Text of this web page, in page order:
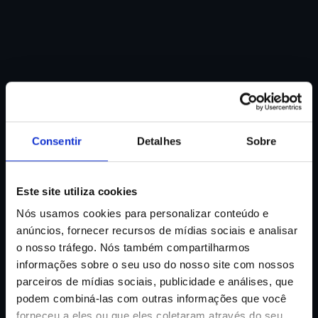
Consentir Detalhes Sobre
Este site utiliza cookies
Nós usamos cookies para personalizar conteúdo e
anúncios, fornecer recursos de mídias sociais e analisar
o nosso tráfego. Nós também compartilharmos
informações sobre o seu uso do nosso site com nossos
parceiros de mídias sociais, publicidade e análises, que
podem combiná-las com outras informações que você
Sem cartão de crédito